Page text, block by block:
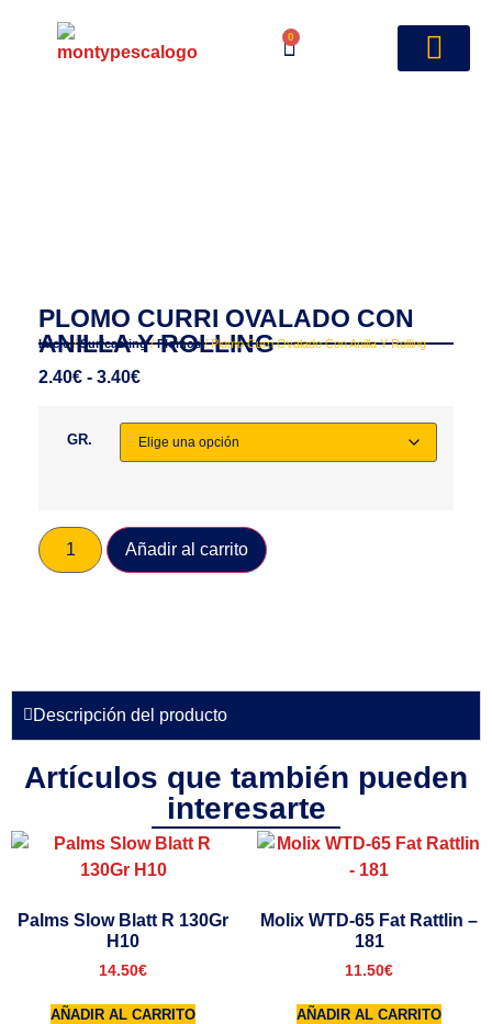
0
PLOMO CURRI OVALADO CON
ANILLA Y ROLLING
Inicio/Surfcasting/Plomos/ Plomo Curri Ovalado Con Anilla Y Rolling
2.40€ - 3.40€
GR.
Añadir al carrito
Descripción del producto
Artículos que también pueden
interesarte
Palms Slow Blatt R 130Gr
H10
14.50€
AÑADIR AL CARRITO
Molix WTD-65 Fat Rattlin –
181
11.50€
AÑADIR AL CARRITO